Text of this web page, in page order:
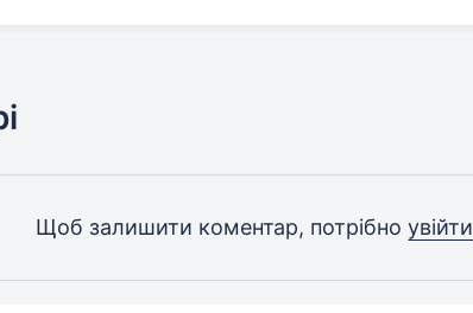
Щоб залишити коментар, потрібноувійти